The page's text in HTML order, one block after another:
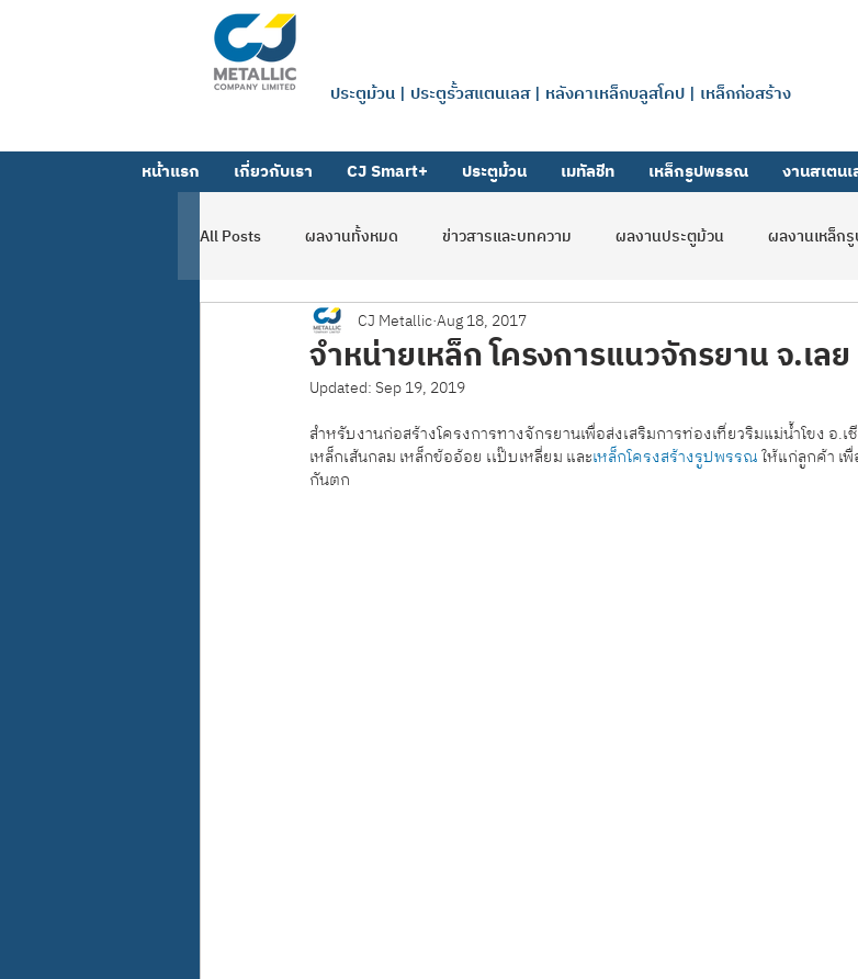
ประตูม้วน | ประตูรั้วสแตนเลส | หลังคาเหล็กบลูสโคป | เหล็กก่อสร้าง
หน้าแรก เกี่ยวกับเรา CJ Smart+ ประตูม้วน เมทัลชีท เหล็กรูปพรรณ งานสเตน
All Posts ผลงานทั้งหมด ข่าวสารและบทความ ผลงานประตูม้วน ผลงานเหล็ก
ผลงานตาข่าย-ตะแกรง ผลงานโฟลดิ้งเกท
จำหน่ายเหล็ก โครงการแนวจักรยาน จ.เลย
CJ MetallicAug 18, 2017
Updated: Sep 19, 2019
สำหรับงานก่อสร้างโครงการทางจักรยานเพื่อส่งเสริมการท่องเที่ยวริมแม่น้ำโขง อ.
เหล็กเส้นกลม เหล็กข้ออ้อย เเป๊บเหลี่ยม และเหล็กโครงสร้างรูปพรรณ ให้แก่ลูกค้า เ
กันตก